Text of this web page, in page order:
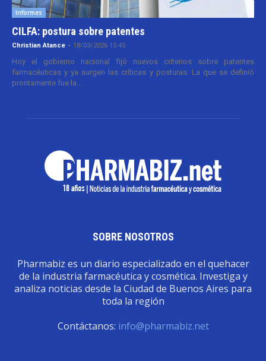
Informes
CILFA: postura sobre patentes
Christian Atance - 18/03/2026 15:45
Hoy el gobierno nacional fijó nuevos criterios sobre patentes
farmacéuticas y ya surgen las críticas y posturas. La que se definió
prontamente fue la...
SOBRE NOSOTROS
Pharmabiz es un diario especializado en el quehacer
de la industria farmacéutica y cosmética. Investiga y
analiza noticias desde la Ciudad de Buenos Aires para
toda la región
Contáctanos: info@pharmabiz.net